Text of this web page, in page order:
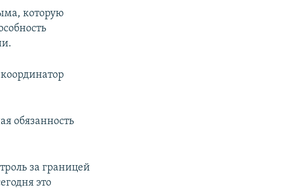
которую
обязанность
за границей
это